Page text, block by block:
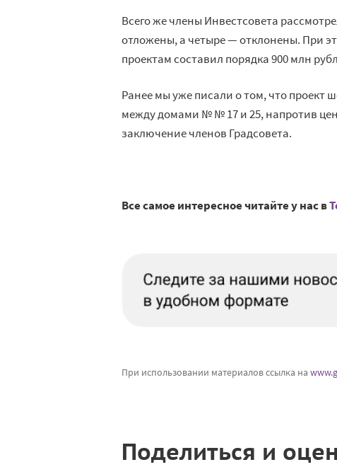
Всего же члены Инвестсовета
отложены, а четыре — отклонены. При
проектам составил порядка 900 млн
Ранее мы уже писали о том, что проект
между домами № № 17 и 25, напротив
заключение членов Градсовета.
Все самое интересное читайте у нас в
При использовании материалов ссылка на
Поделиться и